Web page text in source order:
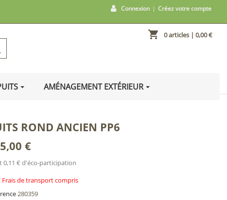
Connexion | Créez votre compte
shopping_cart 0 articles| 0,00 €
AMÉNAGEMENT EXTÉRIEUR
ROND ANCIEN PP6
€
0,11 € d'éco-participation
Frais de transport compris
280359